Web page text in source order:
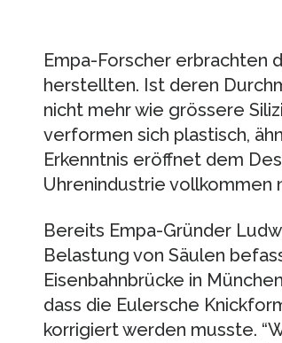
Empa-Forscher erbrachten
herstellten. Ist deren
nicht mehr wie grössere
verformen sich plastisch,
Erkenntnis eröffnet dem
Uhrenindustrie
Bereits Empa-Gründer
Belastung von Säulen
Eisenbahnbrücke in
dass die Eulersche
korrigiert werden musste.